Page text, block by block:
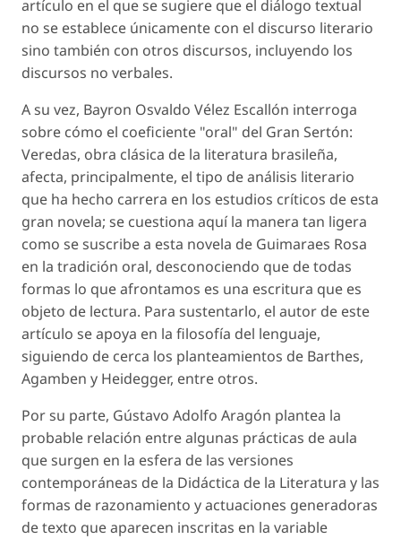
artículo en el que se sugiere que el diálogo textual
no se establece únicamente con el discurso literario
sino también con otros discursos, incluyendo los
discursos no verbales.
A su vez, Bayron Osvaldo Vélez Escallón interroga
sobre cómo el coeficiente "oral" del Gran Sertón:
Veredas, obra clásica de la literatura brasileña,
afecta, principalmente, el tipo de análisis literario
que ha hecho carrera en los estudios críticos de esta
gran novela; se cuestiona aquí la manera tan ligera
como se suscribe a esta novela de Guimaraes Rosa
en la tradición oral, desconociendo que de todas
formas lo que afrontamos es una escritura que es
objeto de lectura. Para sustentarlo, el autor de este
artículo se apoya en la filosofía del lenguaje,
siguiendo de cerca los planteamientos de Barthes,
Agamben y Heidegger, entre otros.
Por su parte, Gústavo Adolfo Aragón plantea la
probable relación entre algunas prácticas de aula
que surgen en la esfera de las versiones
contemporáneas de la Didáctica de la Literatura y las
formas de razonamiento y actuaciones generadoras
de texto que aparecen inscritas en la variable